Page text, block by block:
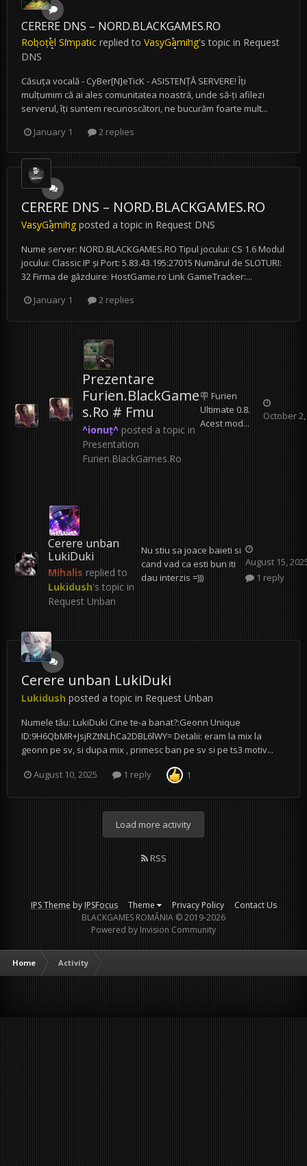
CERERE DNS – NORD.BLACKGAMES.RO
Roboțel Simpatic replied to VasyGaming's topic in Request
DNS
Căsuța vocală - CyBer[N]eTicK - ASISTENȚĂ SERVERE! Îți
mulțumim că ai ales comunitatea noastră, unde să-ți afilezi
serverul, îți suntem recunoscători, ne bucurăm foarte mult...
January 1
2 replies
CERERE DNS – NORD.BLACKGAMES.RO
VasyGamingposted a topic in Request DNS
Nume server: NORD.BLACKGAMES.RO Tipul jocului: CS 1.6 Modul
jocului: Classic IP și Port: 5.83.43.195:27015 Numărul de SLOTURI:
32 Firma de găzduire: HostGame.ro Link GameTracker:...
January 1
2 replies
Prezentare
Furien.BlackGame
s.Ro # Fmu
^ionuț^posted a topic in
Presentation
Furien.BlackGames.Ro
🪧 Furien
Ultimate 0.8.
Acest mod...
October
Cerere unban
LukiDuki
Mihalisreplied to
Lukidush's topic in
Request Unban
Nu stiu sa joace baieti si
cand vad ca esti bun iti
dau interzis =)))
August 15,
1 reply
Cerere unban LukiDuki
Lukidush posted a topic in Request Unban
Numele tău: LukiDuki Cine te-a banat?:Geonn Unique
ID:9H6QbMR+JsjRZtNLhCa2DBL6lWY= Detalii: eram la mix la
geonn pe sv, si dupa mix , primesc ban pe sv si pe ts3 motiv...
August 10, 2025 1 reply 1
Load more activity
RSS
IPS ThemebyIPSFocus Theme Privacy Policy
Contact Us
BLACKGAMES ROMÂNIA © 2019-2026
Powered by Invision Community
Home Activity